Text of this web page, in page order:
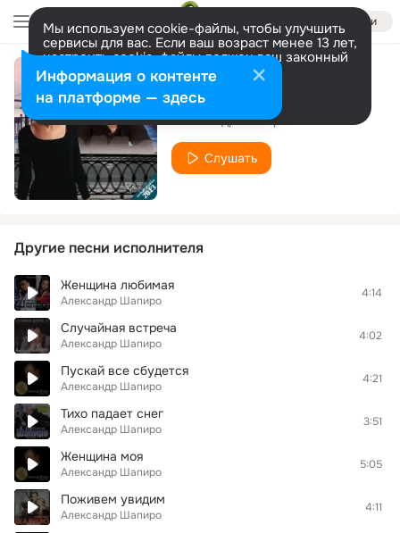
Войти
Мы используем cookie-файлы, чтобы улучшить
сервисы для вас. Если ваш возраст менее 13 лет,
настроить cookie-файлы должен ваш законный
представитель. Больше информации
Разрешить все Настроить
Думай обо мне
Александр Шапиро
Слушать
Другие песни исполнителя
Женщина любимая
Александр Шапиро
4:14
Случайная встреча
Александр Шапиро
4:02
Пускай все сбудется
Александр Шапиро
4:21
Тихо падает снег
Александр Шапиро
3:51
Женщина моя
Александр Шапиро
5:05
Поживем увидим
Александр Шапиро
4:11
Информация о контенте
на платформе — здесь